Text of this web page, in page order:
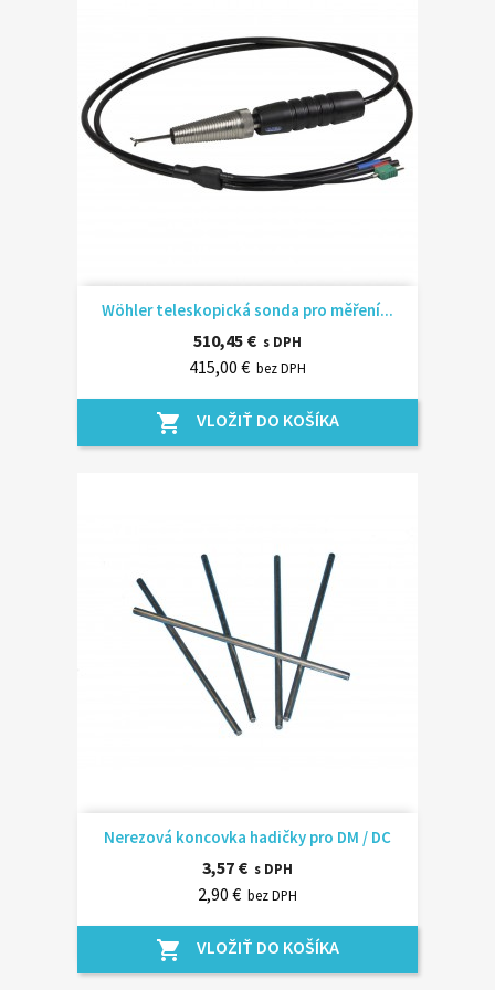
Wöhler teleskopická sonda pro měření...
510,45 € s DPH
415,00 € bez DPH
shopping_cart VLOŽIŤ DO KOŠÍKA
Nerezová koncovka hadičky pro DM / DC
3,57 € s DPH
2,90 € bez DPH
shopping_cart VLOŽIŤ DO KOŠÍKA